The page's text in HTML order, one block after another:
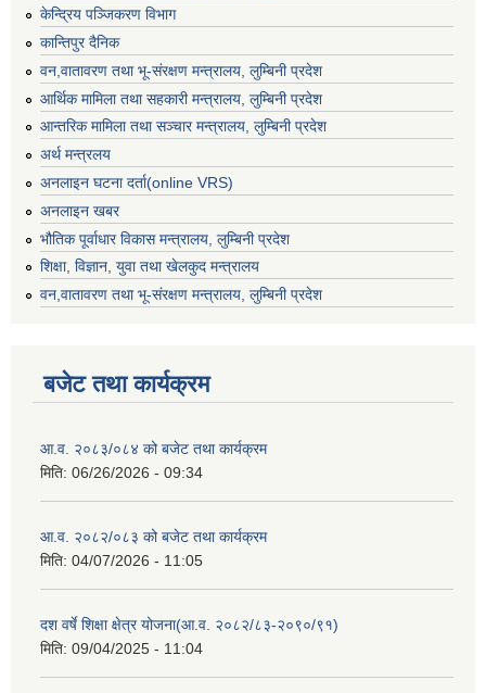
केन्द्रिय पञ्जिकरण विभाग
कान्तिपुर दैनिक
वन,वातावरण तथा भू-संरक्षण मन्त्रालय, लुम्बिनी प्रदेश
आर्थिक मामिला तथा सहकारी मन्त्रालय, लुम्बिनी प्रदेश
आन्तरिक मामिला तथा सञ्चार मन्त्रालय, लुम्बिनी प्रदेश
अर्थ मन्त्रलय
अनलाइन घटना दर्ता(online VRS)
अनलाइन खबर
भौतिक पूर्वाधार विकास मन्त्रालय, लुम्बिनी प्रदेश
शिक्षा, विज्ञान, युवा तथा खेलकुद मन्‍‍त्रालय
वन,वातावरण तथा भू-संरक्षण मन्त्रालय, लुम्बिनी प्रदेश
बजेट तथा कार्यक्रम
आ.व. २०८३/०८४ को बजेट तथा कार्यक्रम
मिति: 06/26/2026 - 09:34
आ.व. २०८२/०८३ को बजेट तथा कार्यक्रम
मिति: 04/07/2026 - 11:05
दश वर्षे शिक्षा क्षेत्र योजना(आ.व. २०८२/८३-२०९०/९१)
मिति: 09/04/2025 - 11:04